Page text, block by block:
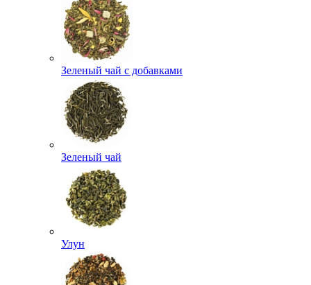
Зеленый чай с добавками
Зеленый чай
Улун